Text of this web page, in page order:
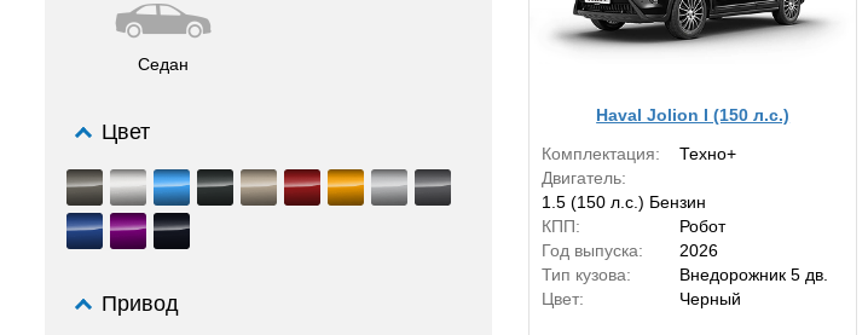
Седан
Цвет
Привод
Haval Jolion I (150 л.с.)
Комплектация:
Техно+
Двигатель:
1.5 (150 л.с.) Бензин
КПП:
Робот
Год выпуска:
2026
Тип кузова:
Внедорожник 5 дв.
Цвет:
Черный